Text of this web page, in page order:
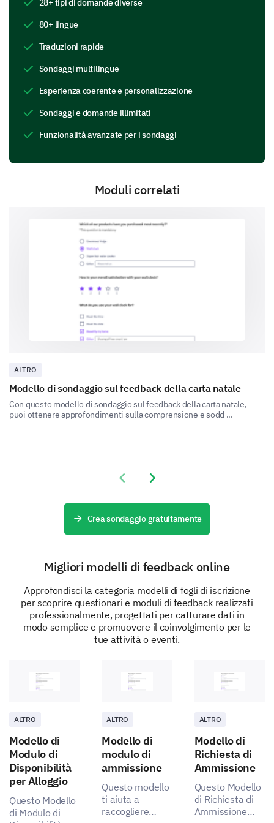
Friday
Saturday
Sunday
Let's get to know you better.
We need more background information to ensure a
Date format: mm-dd-yyyy
Format: mm-dd-yyyy
What is your gender?
Male
Please briefly describe any past volunteer
experience.
What is your email address?
80+ lingue
Traduzioni rapide
Sondaggi multilingue
Esperienza coerente e personalizzazione
Sondaggi e domande illimitati
Funzionalità avanzate per i sondaggi
Moduli correlati
ALTRO
Modello di sondaggio sul feedback della carta natale
Con questo modello di sondaggio sul feedback della carta natale,
puoi ottenere approfondimenti sulla comprensione e sodd ...
Previous slide
Next slide
Crea sondaggio gratuitamente
Migliori modelli di feedback online
Approfondisci la categoria modelli di fogli di iscrizione
per scoprire questionari e moduli di feedback realizzati
professionalmente, progettati per catturare dati in
modo semplice e promuovere il coinvolgimento per le
tue attività o eventi.
ALTRO
Modello di
Modulo di
Disponibilità
per Alloggio
Questo Modello
di Modulo di
ALTRO
Modello di
modulo di
ammissione
Questo modello
ti aiuta a
raccogliere
ALTRO
Modello di
Richiesta di
Ammissione
Questo Modello
di Richiesta di
Ammissione